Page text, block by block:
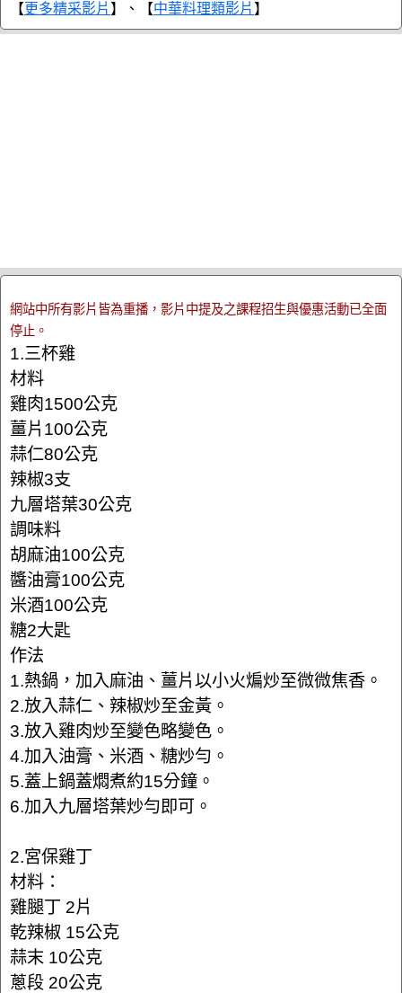
【更多精采影片 】、【中華料理類影片 】
網站中所有影片皆為重播，影片中提及之課程招生與優惠活動已全面
停止。
1.三杯雞
材料
雞肉1500公克
薑片100公克
蒜仁80公克
辣椒3支
九層塔葉30公克
調味料
胡麻油100公克
醬油膏100公克
米酒100公克
糖2大匙
作法
1.熱鍋，加入麻油、薑片以小火煸炒至微微焦香。
2.放入蒜仁、辣椒炒至金黃。
3.放入雞肉炒至變色略變色。
4.加入油膏、米酒、糖炒勻。
5.蓋上鍋蓋燜煮約15分鐘。
6.加入九層塔葉炒勻即可。
2.宮保雞丁
材料：
雞腿丁 2片
乾辣椒 15公克
蒜末 10公克
蔥段 20公克